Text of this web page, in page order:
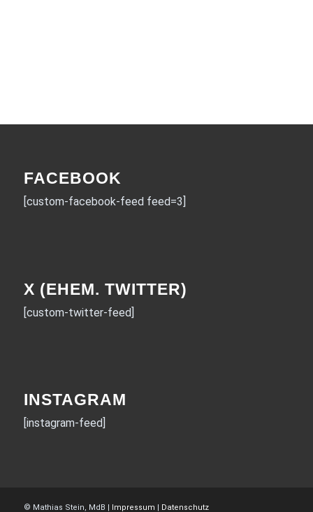
FACEBOOK
[custom-facebook-feed feed=3]
X (EHEM. TWITTER)
[custom-twitter-feed]
INSTAGRAM
[instagram-feed]
© Mathias Stein, MdB | Impressum Datenschutz